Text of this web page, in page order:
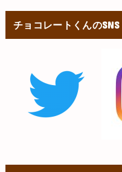
チョコレートくんのSNS